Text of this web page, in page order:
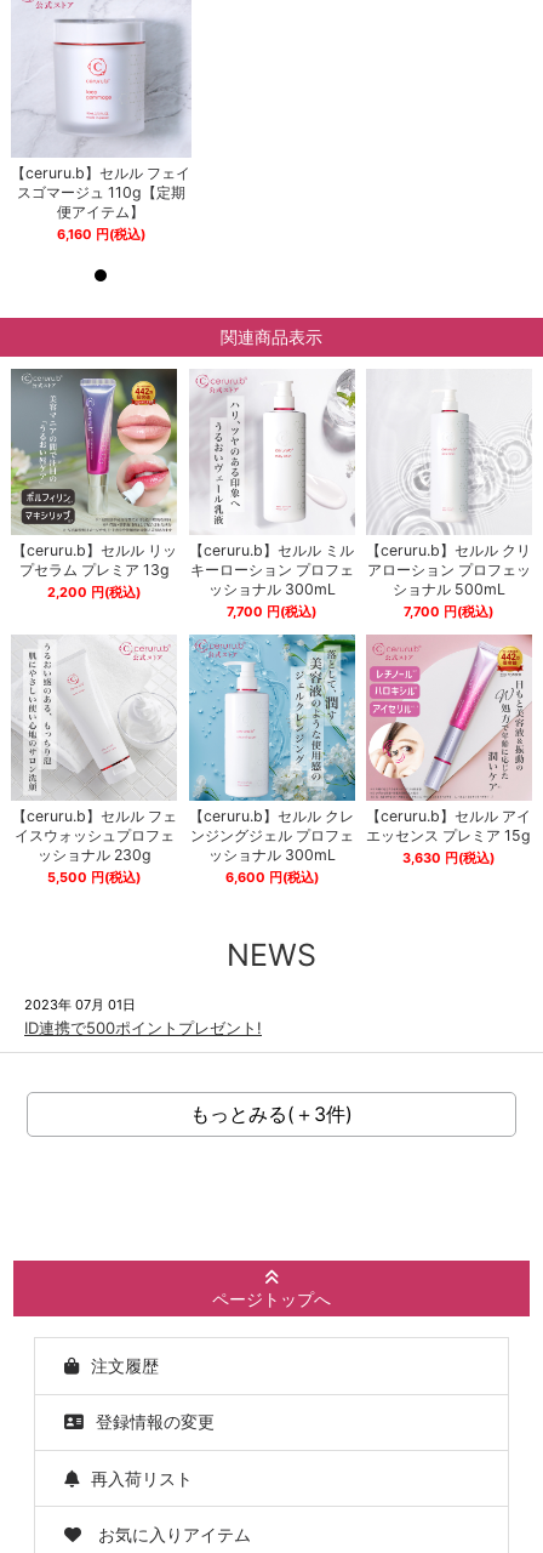
【ceruru.b】セルル フェイ
スゴマージュ 110g【定期
便アイテム】
6,160 円(税込)
関連商品表示
【ceruru.b】セルル リッ
プセラム プレミア 13g
2,200 円(税込)
【ceruru.b】セルル ミル
キーローション プロフェ
ッショナル 300mL
7,700 円(税込)
【ceruru.b】セルル クリ
アローション プロフェッ
ショナル 500mL
7,700 円(税込)
【ceruru.b】セルル フェ
イスウォッシュプロフェ
ッショナル 230g
5,500 円(税込)
【ceruru.b】セルル クレ
ンジングジェル プロフェ
ッショナル 300mL
6,600 円(税込)
【ceruru.b】セルル アイ
エッセンス プレミア 15g
3,630 円(税込)
NEWS
2023年 07月 01日
ID連携で500ポイントプレゼント!
もっとみる(＋3件)
ページトップへ
注文履歴
登録情報の変更
再入荷リスト
お気に入りアイテム